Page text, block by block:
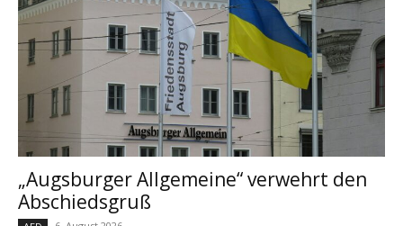
„Augsburger Allgemeine“ verwehrt den
Abschiedsgruß